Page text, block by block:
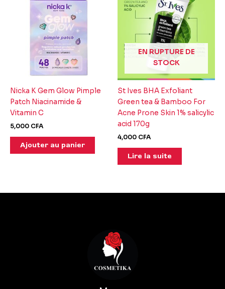
Nicka K Gem Glow Pimple
Patch Niacinamide &
Vitamin C
5,000 CFA
Ajouter au panier
EN RUPTURE DE
STOCK
St Ives BHA Exfoliant
Green tea & Bamboo For
Acne Prone Skin 1% salicylic
acid 170g
4,000 CFA
Lire la suite